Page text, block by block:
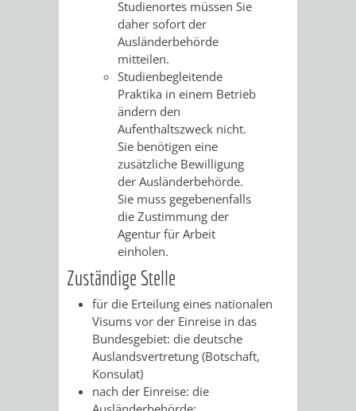
PRESSE-
STADTKÄMMEREI
FINANZEN
Studienortes müssen Sie
daher sofort der
Ausländerbehörde
mitteilen.
Studienbegleitende
Praktika in einem Betrieb
ändern den
Aufenthaltszweck nicht.
Sie benötigen eine
zusätzliche Bewilligung
der Ausländerbehörde.
Sie muss gegebenenfalls
die Zustimmung der
Agentur für Arbeit
einholen.
Zuständige Stelle
für die Erteilung eines nationalen
Visums vor der Einreise in das
Bundesgebiet: die deutsche
Auslandsvertretung (Botschaft,
Konsulat)
nach der Einreise: die